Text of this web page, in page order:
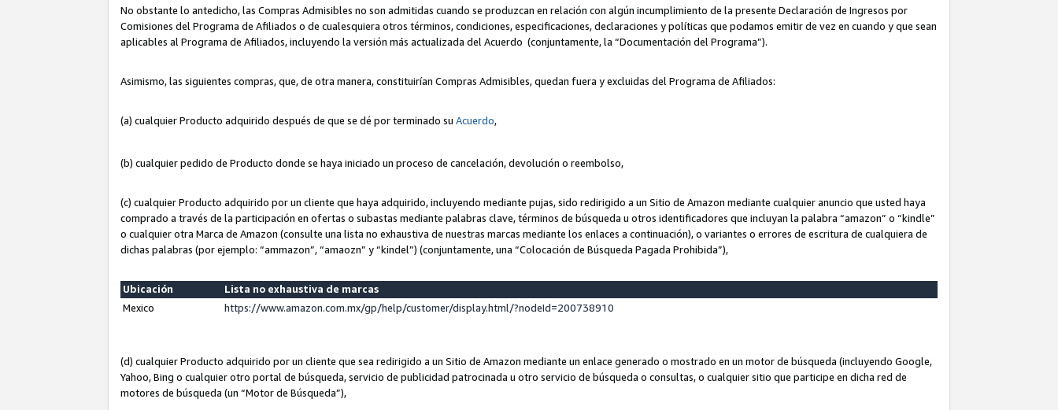
No obstante lo antedicho, las Compras Admisibles no son admitidas cuando se produzcan en relación con algún incumplimiento de la presente Declaración de Ingresos por
Comisiones del Programa de Afiliados o de cualesquiera otros términos, condiciones, especificaciones, declaraciones y políticas que podamos emitir de vez en cuando y que sean
aplicables al Programa de Afiliados, incluyendo la versión más actualizada del Acuerdo (conjuntamente, la “Documentación del Programa”).
Asimismo, las siguientes compras, que, de otra manera, constituirían Compras Admisibles, quedan fuera y excluidas del Programa de Afiliados:
(a) cualquier Producto adquirido después de que se dé por terminado su Acuerdo,
(b) cualquier pedido de Producto donde se haya iniciado un proceso de cancelación, devolución o reembolso,
(c) cualquier Producto adquirido por un cliente que haya adquirido, incluyendo mediante pujas, sido redirigido a un Sitio de Amazon mediante cualquier anuncio que usted haya
comprado a través de la participación en ofertas o subastas mediante palabras clave, términos de búsqueda u otros identificadores que incluyan la palabra “amazon” o “kindle”
o cualquier otra Marca de Amazon (consulte una lista no exhaustiva de nuestras marcas mediante los enlaces a continuación), o variantes o errores de escritura de cualquiera de
dichas palabras (por ejemplo: “ammazon”, “amaozn” y “kindel”) (conjuntamente, una “Colocación de Búsqueda Pagada Prohibida”),
Ubicación
Lista no exhaustiva de marcas
Mexico
https://www.amazon.com.mx/gp/help/customer/display.html/?nodeId=200738910
(d) cualquier Producto adquirido por un cliente que sea redirigido a un Sitio de Amazon mediante un enlace generado o mostrado en un motor de búsqueda (incluyendo Google,
Yahoo, Bing o cualquier otro portal de búsqueda, servicio de publicidad patrocinada u otro servicio de búsqueda o consultas, o cualquier sitio que participe en dicha red de
motores de búsqueda (un “Motor de Búsqueda”),